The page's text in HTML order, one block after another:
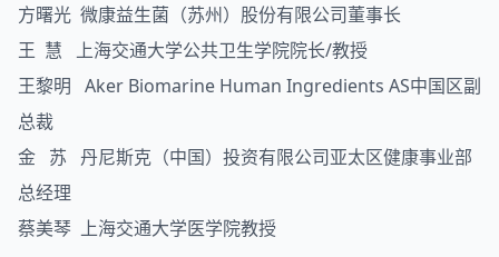
方曙光 微康益生菌（苏州）股份有限公司董事长
王 慧 上海交通大学公共卫生学院院长/教授
王黎明 Aker Biomarine Human Ingredients AS中国区副
总裁
金 苏 丹尼斯克（中国）投资有限公司亚太区健康事业部
总经理
蔡美琴 上海交通大学医学院教授